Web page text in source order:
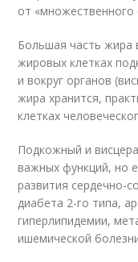
от «множественного
Большая часть жира
жировых клетках
и вокруг органов
жира хранится,
клетках
Подкожный и
важных функций, но
развития сердечно-
диабета 2-го типа,
гиперлипидемии,
ишемической